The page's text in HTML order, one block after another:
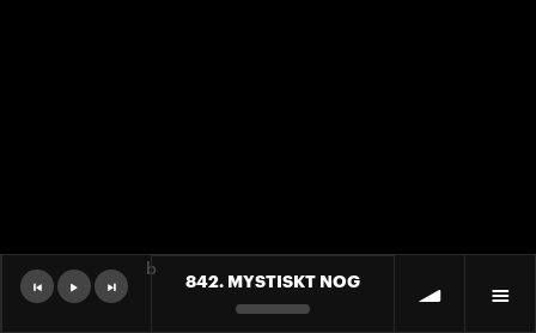
842. MYSTISKT NOG
b